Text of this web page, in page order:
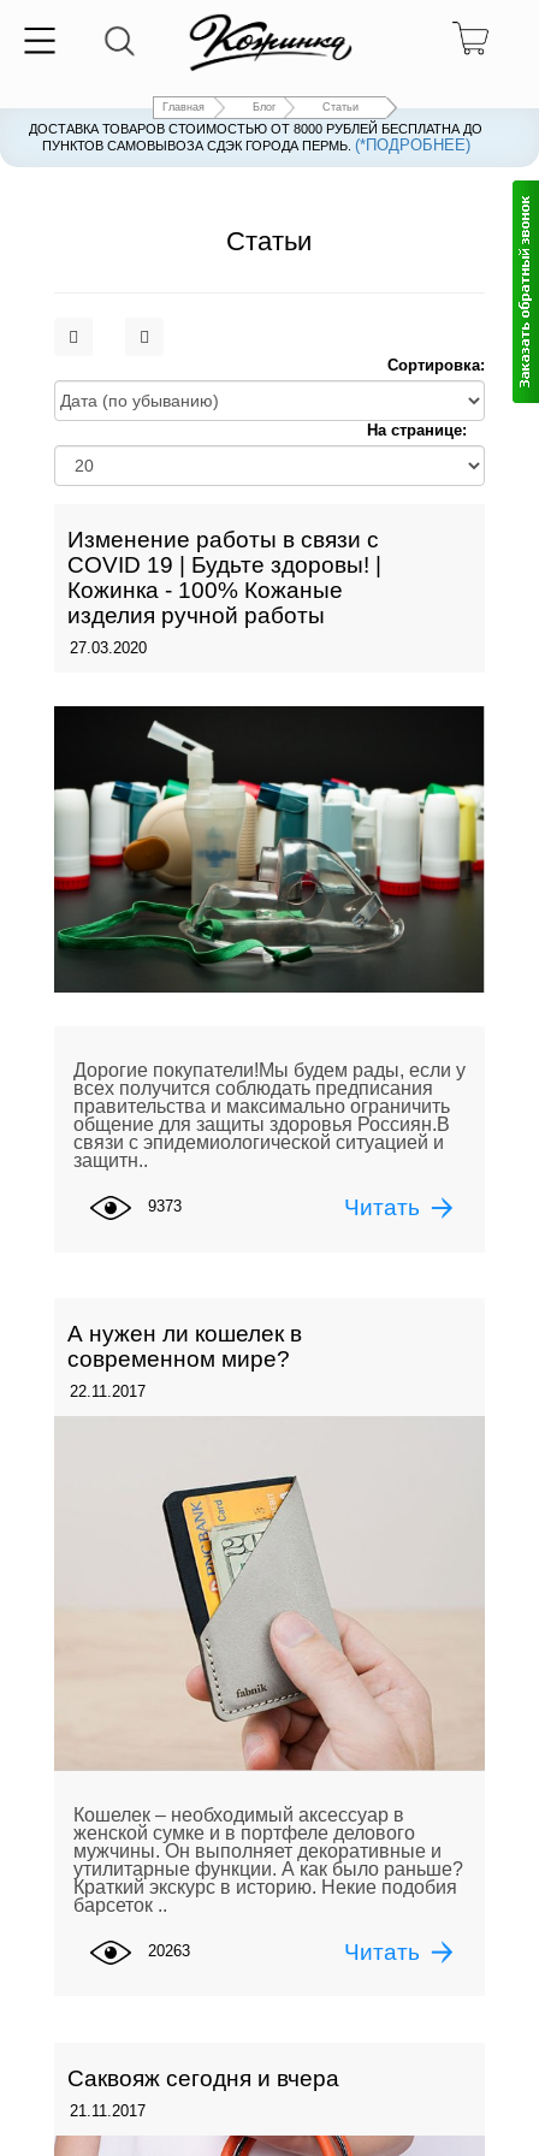
Главная Блог Статьи
ДОСТАВКА ТОВАРОВ СТОИМОСТЬЮ ОТ 8000 РУБЛЕЙ БЕСПЛАТНА ДО
ПУНКТОВ САМОВЫВОЗА СДЭК ГОРОДА ПЕРМЬ. (*ПОДРОБНЕЕ)
Статьи
Сортировка:
На странице:
Изменение работы в связи с
COVID 19 | Будьте здоровы! |
Кожинка - 100% Кожаные
изделия ручной работы
27.03.2020
Дорогие покупатели!Мы будем рады, если у
всех получится соблюдать предписания
правительства и максимально ограничить
общение для защиты здоровья Россиян.В
связи с эпидемиологической ситуацией и
защитн..
Читать
9373
А нужен ли кошелек в
современном мире?
22.11.2017
Кошелек – необходимый аксессуар в
женской сумке и в портфеле делового
мужчины. Он выполняет декоративные и
утилитарные функции. А как было раньше?
Краткий экскурс в историю. Некие подобия
барсеток ..
Читать
20263
Саквояж сегодня и вчера
21.11.2017